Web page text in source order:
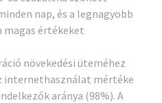
nap, és a legnagyobb
magas értékeket
növekedési üteméhez
internethasználat mértéke
aránya (98%). A